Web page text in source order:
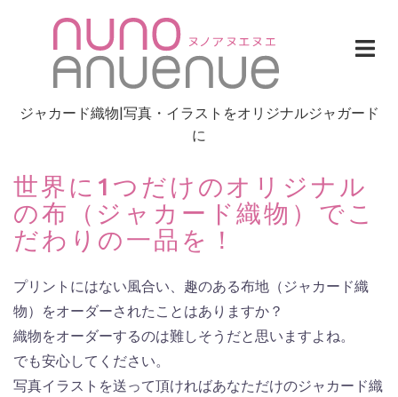
content
ジャカード織物|写真・イラストをオリジナルジャガード
に
世界に1つだけのオリジナル
の布（ジャカード織物）でこ
だわりの一品を！
プリントにはない風合い、趣のある布地（ジャカード織
物）をオーダーされたことはありますか？
織物をオーダーするのは難しそうだと思いますよね。
でも安心してください。
写真イラストを送って頂ければあなただけのジャカード織